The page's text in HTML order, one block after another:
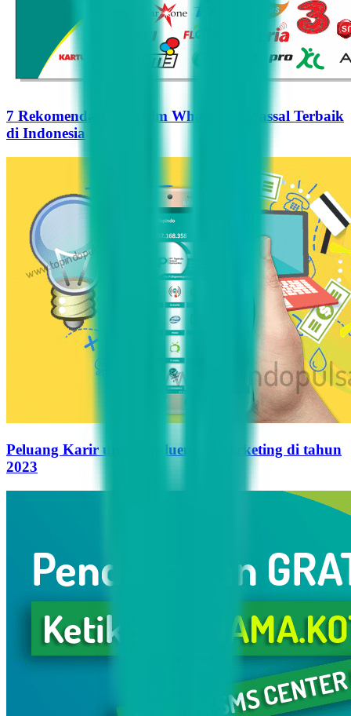
7 Rekomendasi Pengirim WhatsApp Massal Terbaik
di Indonesia
Peluang Karir untuk Influencer Marketing di tahun
2023